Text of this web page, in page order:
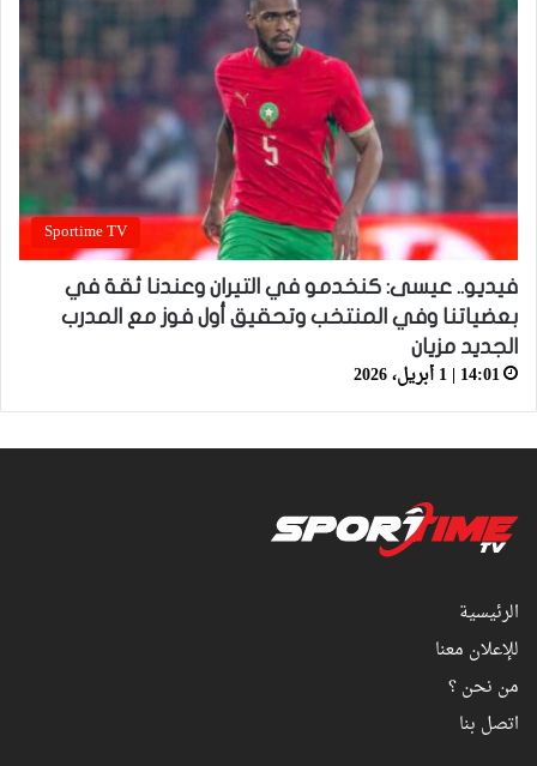
Sportime TV
فيديو.. عيسى: كنخدمو في التيران وعندنا ثقة في
بعضياتنا وفي المنتخب وتحقيق أول فوز مع المدرب
الجديد مزيان
14:01 | 1 أبريل، 2026
الرئيسية
للإعلان معنا
من نحن ؟
اتصل بنا